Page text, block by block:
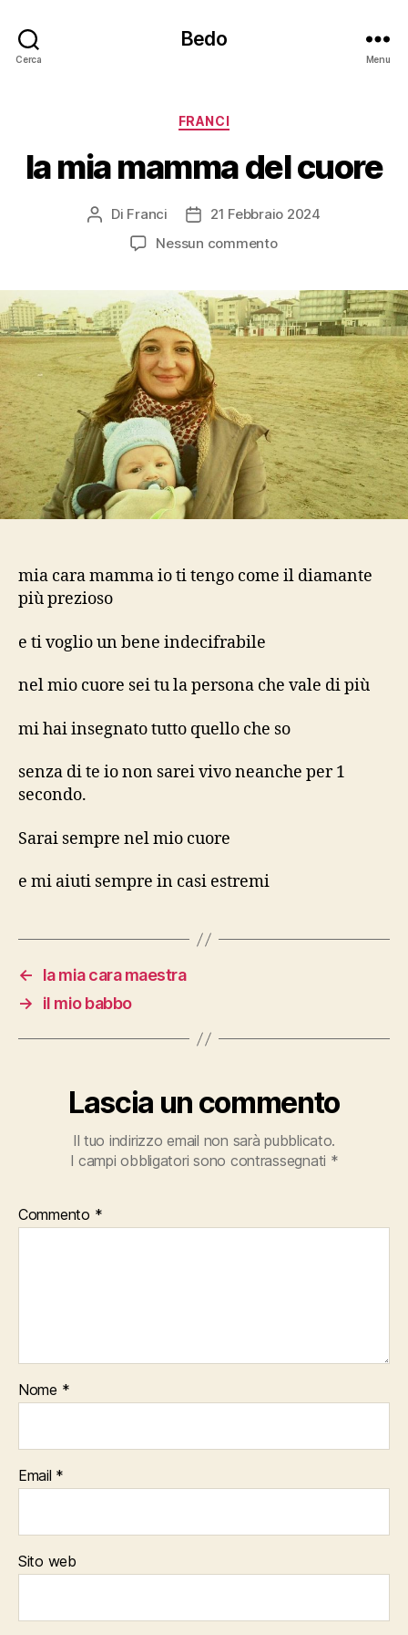
Cerca
Bedo
Menu
Categorie
FRANCI
la mia mamma del cuore
Autore
articolo
Di Franci
Data21 Febbraio 2024
Nessun commentosu
mamma
del
cuore
mia cara mamma io ti tengo come il diamante
più prezioso
e ti voglio un bene indecifrabile
nel mio cuore sei tu la persona che vale di più
mi hai insegnato tutto quello che so
senza di te io non sarei vivo neanche per 1
secondo.
Sarai sempre nel mio cuore
e mi aiuti sempre in casi estremi
←
la mia cara maestra
→
il mio babbo
Lascia un commento
Il tuo indirizzo email non sarà pubblicato.
I campi obbligatori sono contrassegnati *
Commento *
Nome *
Email *
Sito web